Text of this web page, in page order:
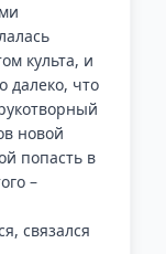
культа, и
далеко, что
новой
попасть в
–
связался